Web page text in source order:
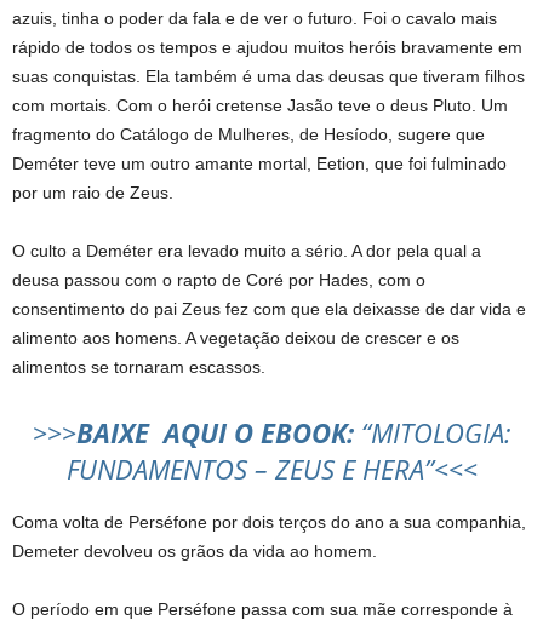
azuis, tinha o poder da fala e de ver o futuro. Foi o cavalo mais
rápido de todos os tempos e ajudou muitos heróis bravamente em
suas conquistas. Ela também é uma das deusas que tiveram filhos
com mortais. Com o herói cretense Jasão teve o deus Pluto. Um
fragmento do Catálogo de Mulheres, de Hesíodo, sugere que
Deméter teve um outro amante mortal, Eetion, que foi fulminado
por um raio de Zeus.
O culto a Deméter era levado muito a sério. A dor pela qual a
deusa passou com o rapto de Coré por Hades, com o
consentimento do pai Zeus fez com que ela deixasse de dar vida e
alimento aos homens. A vegetação deixou de crescer e os
alimentos se tornaram escassos.
>>>BAIXE AQUI O EBOOK:“MITOLOGIA:
FUNDAMENTOS – ZEUS E HERA”<<<
Coma volta de Perséfone por dois terços do ano a sua companhia,
Demeter devolveu os grãos da vida ao homem.
O período em que Perséfone passa com sua mãe corresponde à